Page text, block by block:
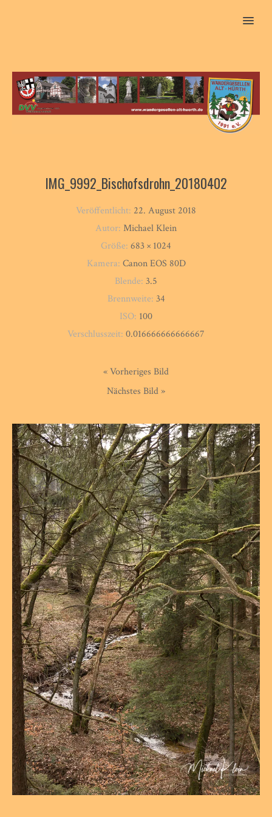
MENU
IMG_9992_Bischofsdrohn_20180402
Veröffentlicht: 22. August 2018
Autor: Michael Klein
Größe: 683 × 1024
Kamera: Canon EOS 80D
Blende: 3.5
Brennweite: 34
ISO: 100
Verschlusszeit: 0.016666666666667
« Vorheriges Bild
Nächstes Bild »